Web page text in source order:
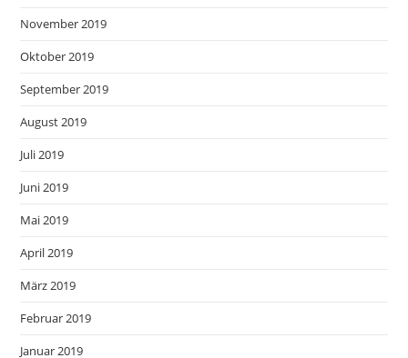
November 2019
Oktober 2019
September 2019
August 2019
Juli 2019
Juni 2019
Mai 2019
April 2019
März 2019
Februar 2019
Januar 2019